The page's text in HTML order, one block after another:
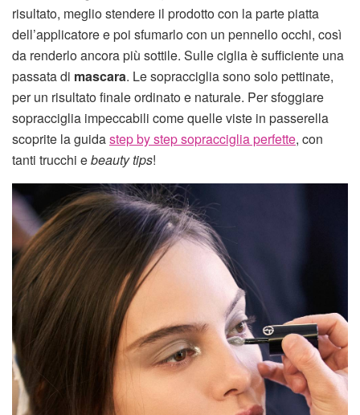
risultato, meglio stendere il prodotto con la parte piatta
dell’applicatore e poi sfumarlo con un pennello occhi, così
da renderlo ancora più sottile. Sulle ciglia è sufficiente una
passata di mascara. Le sopracciglia sono solo pettinate,
per un risultato finale ordinato e naturale. Per sfoggiare
sopracciglia impeccabili come quelle viste in passerella
scoprite la guidastep by step sopracciglia perfette, con
tanti trucchi ebeauty tips!